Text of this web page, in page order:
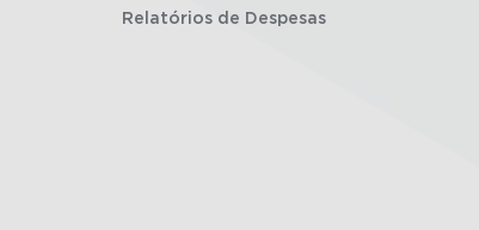
Relatórios de Despesas